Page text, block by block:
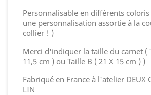
Personnalisable en différents
une personnalisation assortie à la
collier ! )
Merci d'indiquer la taille du carnet (
11,5 cm ) ou Taille B ( 21 X 15 cm ) )
Fabriqué en France à l'atelier DEUX
LIN